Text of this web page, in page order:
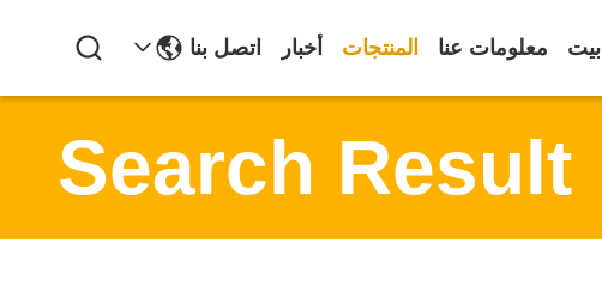
بيت معلومات عنا المنتجات أخبار اتصل بنا
Search Result